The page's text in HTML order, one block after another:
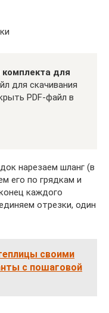
комплекта для
для скачивания
PDF-файл в
нарезаем шланг (в
его по грядкам и
каждого
отрезки, один
своими
с пошаговой